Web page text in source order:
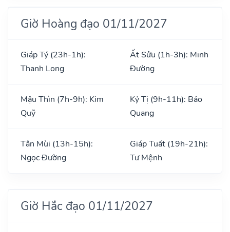
Giờ Hoàng đạo 01/11/2027
Giáp Tý (23h-1h):
Thanh Long
Ất Sửu (1h-3h): Minh
Đường
Mậu Thìn (7h-9h): Kim
Quỹ
Kỷ Tị (9h-11h): Bảo
Quang
Tân Mùi (13h-15h):
Ngọc Đường
Giáp Tuất (19h-21h):
Tư Mệnh
Giờ Hắc đạo 01/11/2027